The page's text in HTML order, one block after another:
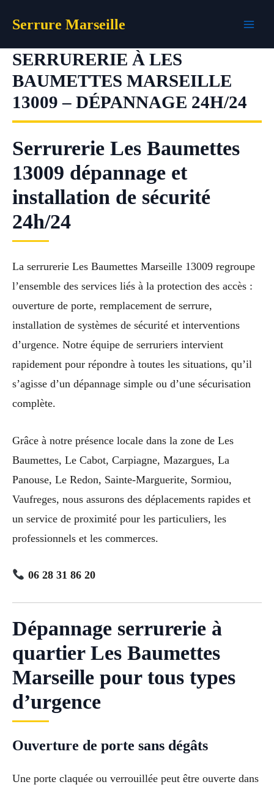
Serrure Marseille
SERRURERIE À LES
BAUMETTES MARSEILLE
13009 – DÉPANNAGE 24H/24
Serrurerie Les Baumettes
13009 dépannage et
installation de sécurité
24h/24
La serrurerie Les Baumettes Marseille 13009 regroupe
l’ensemble des services liés à la protection des accès :
ouverture de porte, remplacement de serrure,
installation de systèmes de sécurité et interventions
d’urgence. Notre équipe de serruriers intervient
rapidement pour répondre à toutes les situations, qu’il
s’agisse d’un dépannage simple ou d’une sécurisation
complète.
Grâce à notre présence locale dans la zone de Les
Baumettes, Le Cabot, Carpiagne, Mazargues, La
Panouse, Le Redon, Sainte-Marguerite, Sormiou,
Vaufreges, nous assurons des déplacements rapides et
un service de proximité pour les particuliers, les
professionnels et les commerces.
06 28 31 86 20
Dépannage serrurerie à
quartier Les Baumettes
Marseille pour tous types
d’urgence
Ouverture de porte sans dégâts
Une porte claquée ou verrouillée peut être ouverte dans